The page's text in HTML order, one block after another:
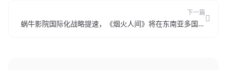
下一篇
蜗牛影院国际化战略提速，《烟火人间》将在东南亚多国上